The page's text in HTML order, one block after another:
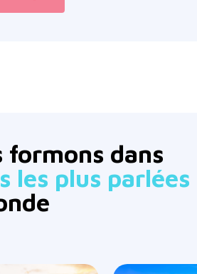
formons dans
les plus parlées